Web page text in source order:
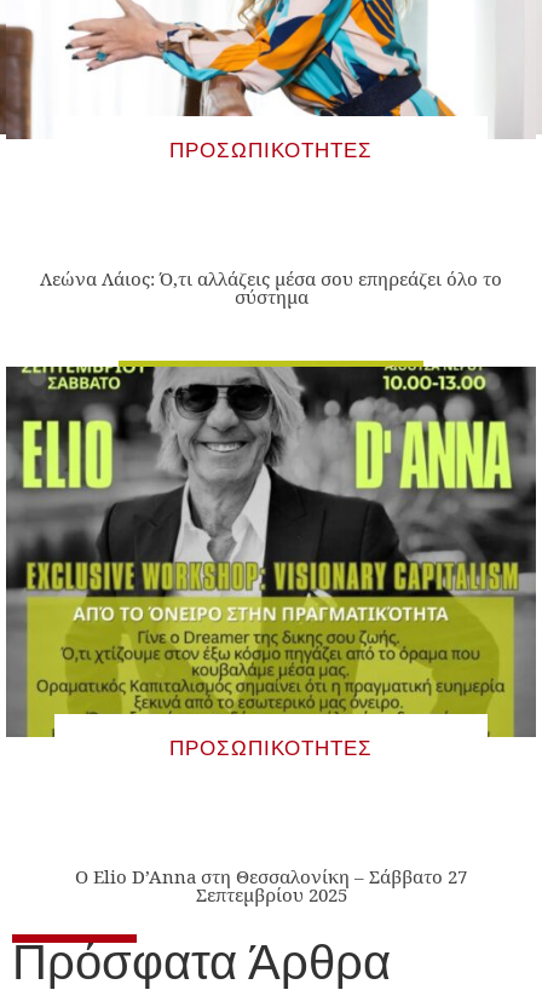
ΠΡΟΣΩΠΙΚΌΤΗΤΕΣ
Λεώνα Λάιος: Ό,τι αλλάζεις μέσα σου επηρεάζει όλο το
σύστημα
ΠΡΟΣΩΠΙΚΌΤΗΤΕΣ
Ο Elio D’Anna στη Θεσσαλονίκη – Σάββατο 27
Σεπτεμβρίου 2025
Πρόσφατα Άρθρα